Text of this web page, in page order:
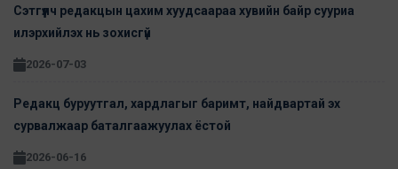
Сэтгүүлч редакцын цахим хуудсаараа хувийн байр сууриа
илэрхийлэх нь зохисгүй
2026-07-03
Редакц буруутгал, хардлагыг баримт, найдвартай эх
сурвалжаар баталгаажуулах ёстой
2026-06-16